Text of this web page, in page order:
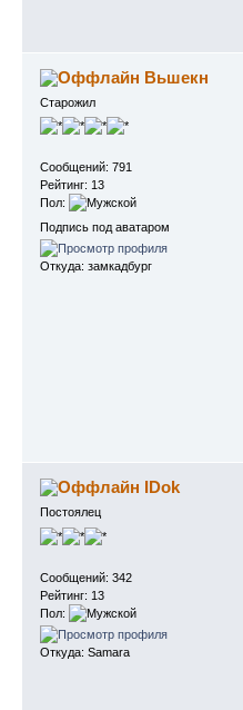
Вьшекн
Старожил
Сообщений: 791
Рейтинг: 13
Пол:
Подпись под аватаром
Откуда: замкадбург
IDok
Постоялец
Сообщений: 342
Рейтинг: 13
Пол:
Откуда: Samara